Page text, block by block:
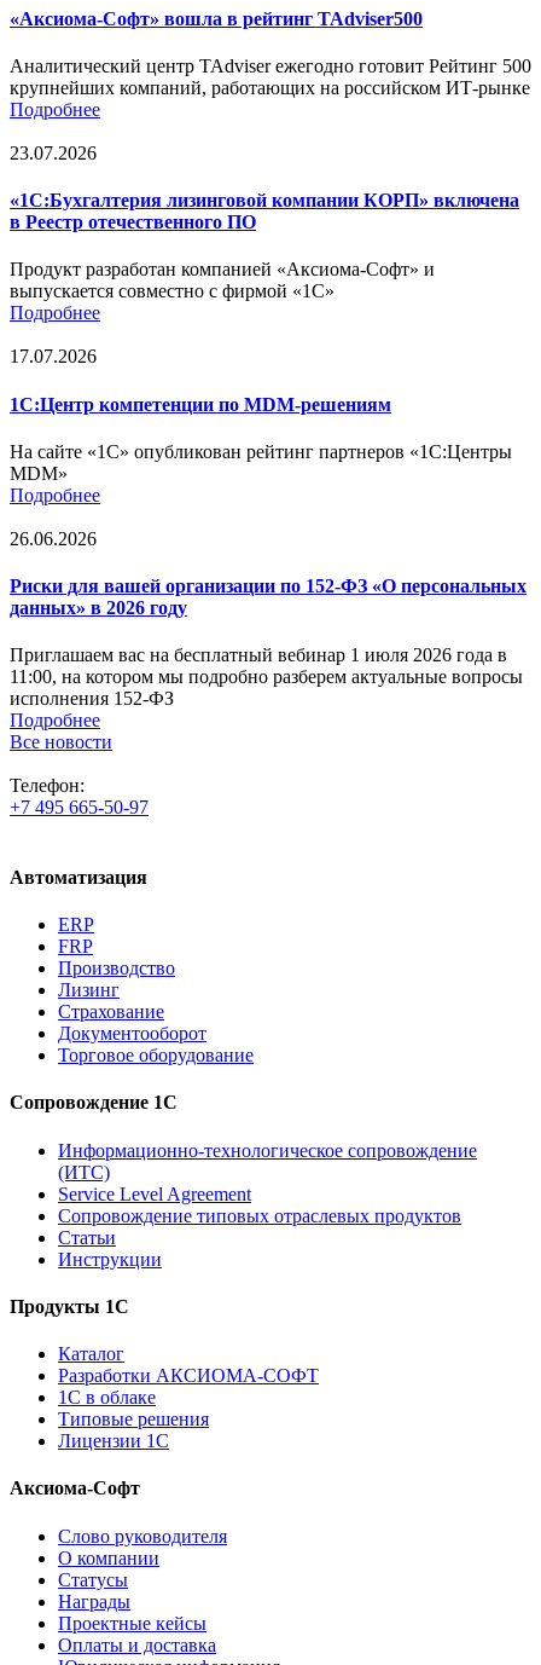
«Аксиома-Софт» вошла в рейтинг TAdviser500
Аналитический центр TAdviser ежегодно готовит Рейтинг 500
крупнейших компаний, работающих на российском ИТ-рынке
Подробнее
23.07.2026
«1С:Бухгалтерия лизинговой компании КОРП» включена
в Реестр отечественного ПО
Продукт разработан компанией «Аксиома-Софт» и
выпускается совместно с фирмой «1С»
Подробнее
17.07.2026
1С:Центр компетенции по MDM-решениям
На сайте «1С» опубликован рейтинг партнеров «1С:Центры
MDM»
Подробнее
26.06.2026
Риски для вашей организации по 152-ФЗ «О персональных
данных» в 2026 году
Приглашаем вас на бесплатный вебинар 1 июля 2026 года в
11:00, на котором мы подробно разберем актуальные вопросы
исполнения 152-ФЗ
Подробнее
Все новости
Телефон:
+7 495 665-50-97
Автоматизация
ERP
FRP
Производство
Лизинг
Страхование
Документооборот
Торговое оборудование
Сопровождение 1С
Информационно-технологическое сопровождение
(ИТС)
Service Level Agreement
Сопровождение типовых отраслевых продуктов
Статьи
Инструкции
Продукты 1С
Каталог
Разработки АКСИОМА-СОФТ
1С в облаке
Типовые решения
Лицензии 1С
Аксиома-Софт
Слово руководителя
О компании
Статусы
Награды
Проектные кейсы
Оплаты и доставка